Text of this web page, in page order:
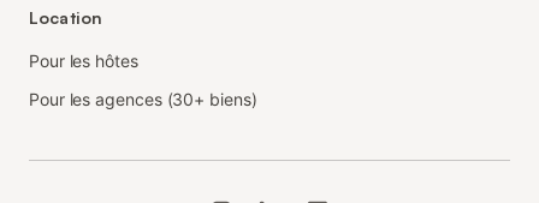
Location
Pour les hôtes
Pour les agences (30+ biens)